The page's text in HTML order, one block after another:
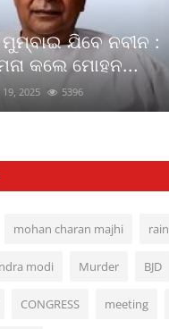
ଯିବେ ନବୀନ :
କଲେ ମୋହନ...
19, 2025 5396
mohan charan majhi rain
modi Murder BJD
CONGRESS meeting